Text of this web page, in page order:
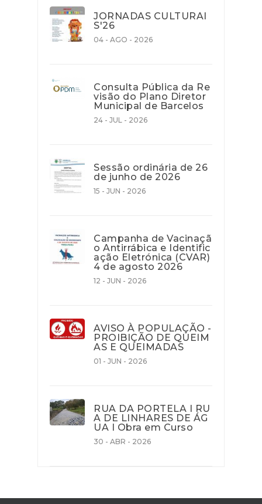
JORNADAS CULTURAI
S'26
04 - AGO - 2026
Consulta Pública da Re
visão do Plano Diretor
Municipal de Barcelos
24 - JUL - 2026
Sessão ordinária de 26
de junho de 2026
15 - JUN - 2026
Campanha de Vacinaçã
o Antirrábica e Identific
ação Eletrónica (CVAR)
4 de agosto 2026
12 - JUN - 2026
AVISO À POPULAÇÃO -
PROIBIÇÃO DE QUEIM
AS E QUEIMADAS
01 - JUN - 2026
RUA DA PORTELA I RU
A DE LINHARES DE ÁG
UA I Obra em Curso
30 - ABR - 2026